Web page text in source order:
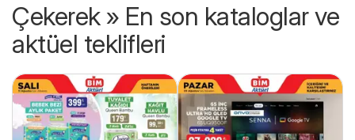
Çekerek » En son kataloglar ve
aktüel teklifleri